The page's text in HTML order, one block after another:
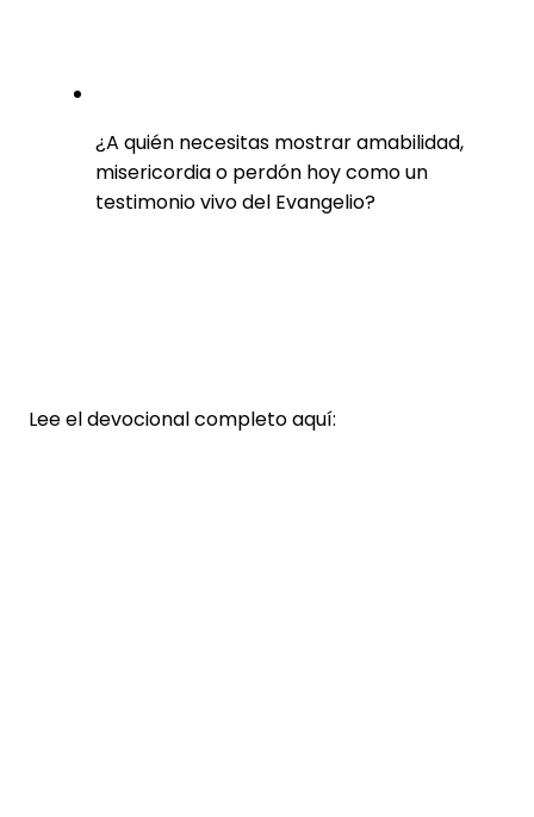
¿A quién necesitas mostrar amabilidad,
misericordia o perdón hoy como un
testimonio vivo del Evangelio?
Lee el devocional completo aquí: